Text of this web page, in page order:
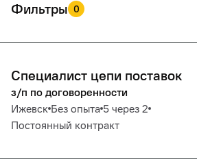
Фильтры 0
Специалист цепи поставок
з/п по договоренности
Ижевск Без опыта 5 через 2
Постоянный контракт